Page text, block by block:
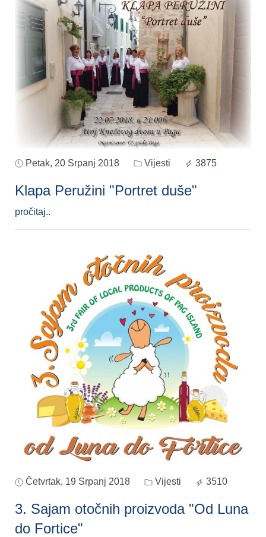
Petak, 20 Srpanj 2018 Vijesti 3875
Klapa Peružini "Portret duše"
pročitaj..
Četvrtak, 19 Srpanj 2018 Vijesti 3510
3. Sajam otočnih proizvoda "Od Luna
do Fortice"